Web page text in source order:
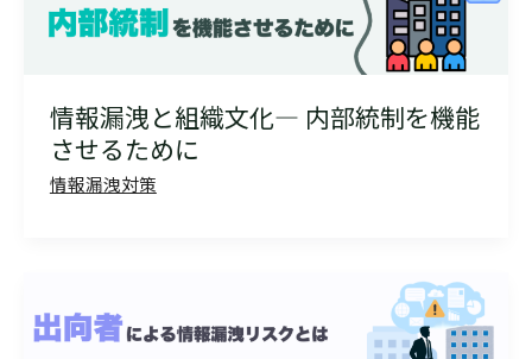
情報漏洩と組織文化― 内部統制を機能
させるために
情報漏洩対策